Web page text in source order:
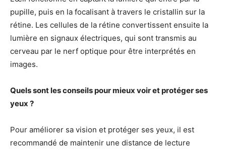
pupille, puis en la focalisant à travers le cristallin sur la
rétine. Les cellules de la rétine convertissent ensuite la
lumière en signaux électriques, qui sont transmis au
cerveau par le nerf optique pour être interprétés en
images.
Quels sont les conseils pour mieux voir et protéger ses
yeux ?
Pour améliorer sa vision et protéger ses yeux, il est
recommandé de maintenir une distance de lecture